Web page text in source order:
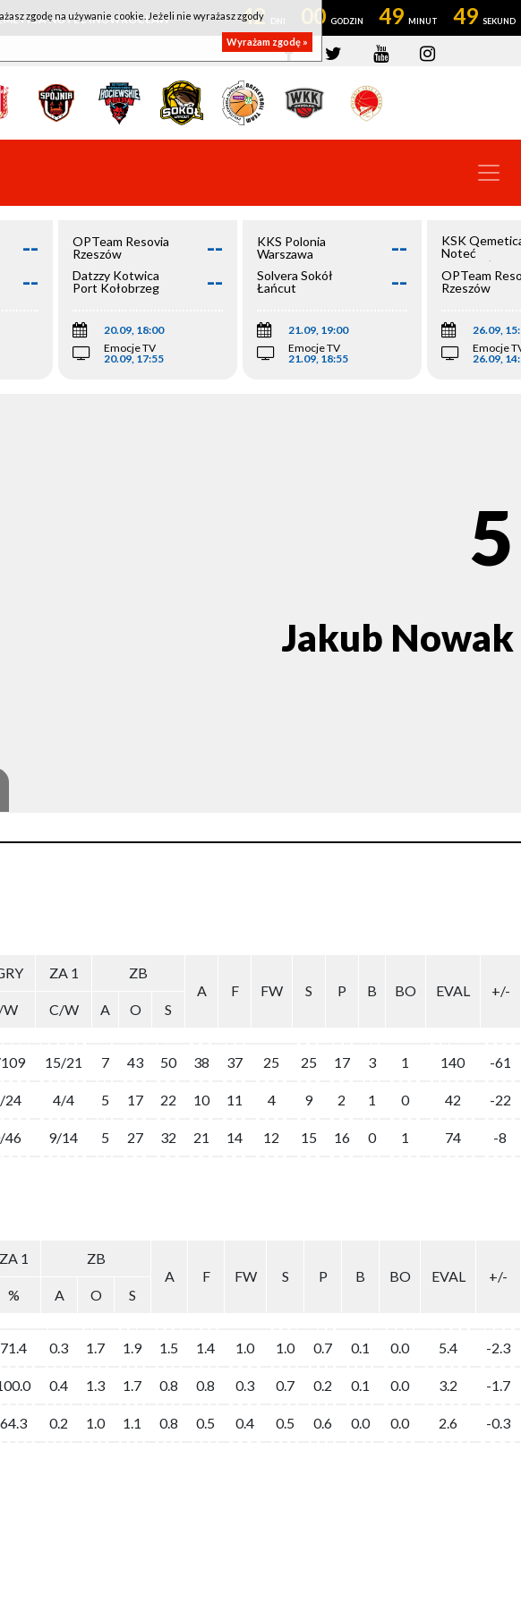
NOTEĆ INOWROCŁAW 42 00 49 49
--
--
OPTeam Resovia
Rzeszów
--
Datzzy Kotwica
Port Kołobrzeg
--
20.09, 18:00
Emocje TV
20.09, 17:55
KKS Polonia
Warszawa
--
Solvera Sokół
Łańcut
--
21.09, 19:00
Emocje TV
21.09, 18:55
KSK
Noteć
Inowrocław
OPTeam
Rzeszów
26.09,
Emocje
26.09,
5
Jakub Nowak
ZA 1
ZB
A
F FW S P B BO EVAL
+/-
W C/W A O S
15/21 7 43 50 38 37 25 25 17 3 1 140 -61
24 4/4 5 17 22 10 11 4 9 2 1 0 42 -22
46 9/14 5 27 32 21 14 12 15 16 0 1 74 -8
ZA 1
ZB
A
F FW S P B BO EVAL
+/-
% A O S
71.4 0.3 1.7 1.9 1.5 1.4 1.0 1.0 0.7 0.1 0.0 5.4 -2.3
0.4 1.3 1.7 0.8 0.8 0.3 0.7 0.2 0.1 0.0 3.2 -1.7
64.3 0.2 1.0 1.1 0.8 0.5 0.4 0.5 0.6 0.0 0.0 2.6 -0.3
zgodę na używanie cookie. Jeżeli nie wyrażasz zgody
Wyrażam zgodę »